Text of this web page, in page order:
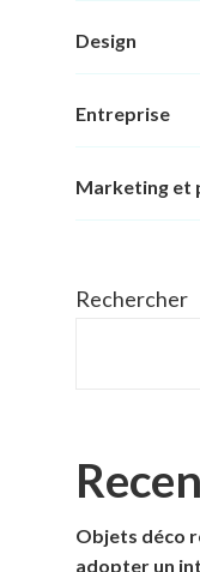
Design
Entreprise
Marketing et
Rechercher
Objets déco
adopter un